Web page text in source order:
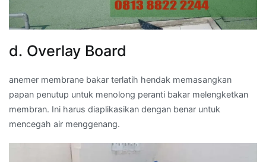
d. Overlay Board
anemer membrane bakar terlatih hendak memasangkan
papan penutup untuk menolong peranti bakar melengketkan
membran. Ini harus diaplikasikan dengan benar untuk
mencegah air menggenang.